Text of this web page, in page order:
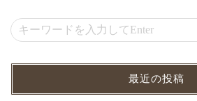
最近の投稿